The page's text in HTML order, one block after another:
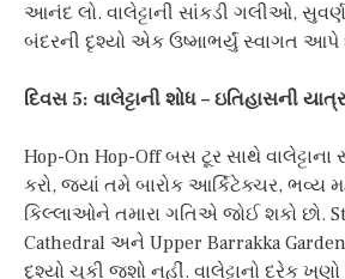
આનંદ લો. વાલેટ્ટાની સાંકડી ગલીઓ,
બંદરની દૃશ્યો એક ઉષ્માભર્યું સ્વાગત આપે
દિવસ 5: વાલેટ્ટાની શોધ – ઇતિહાસની
Hop-On Hop-Off બસ ટૂર સાથે વાલેટ્ટાના
કરો, જ્યાં તમે બારોક આર્કિટેક્ચર, ભવ્ય
કિલ્લાઓને તમારા ગતિએ જોઈ શકો છો.
Cathedral અને Upper Barrakka
દૃશ્યો ચૂકી જશો નહીં. વાલેટ્ટાનો દરેક